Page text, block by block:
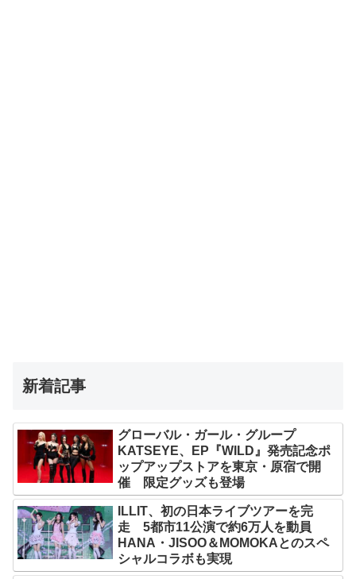
新着記事
グローバル・ガール・グループ
KATSEYE、EP『WILD』発売記念ポ
ップアップストアを東京・原宿で開
催 限定グッズも登場
ILLIT、初の日本ライブツアーを完
走 5都市11公演で約6万人を動員
HANA・JISOO＆MOMOKAとのスペ
シャルコラボも実現